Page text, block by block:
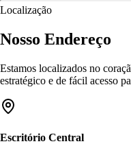
Localização
Nosso Endereço
Estamos localizados no
estratégico e de fácil acesso
Escritório Central